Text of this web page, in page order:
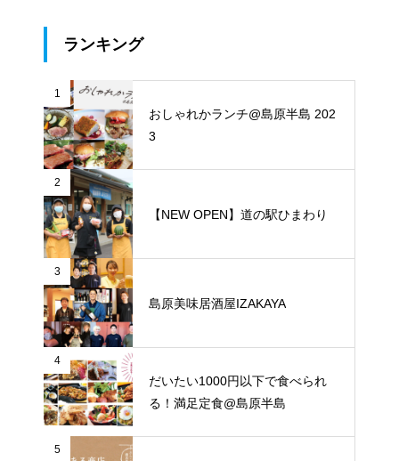
ランキング
1
おしゃれかランチ@島原半島 202
3
2
【NEW OPEN】道の駅ひまわり
3
島原美味居酒屋IZAKAYA
4
だいたい1000円以下で食べられ
る！満足定食@島原半島
5